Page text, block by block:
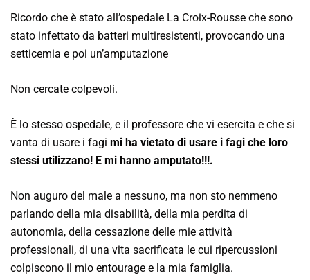
Ricordo che è stato all’ospedale La Croix-Rousse che sono
stato infettato da batteri multiresistenti, provocando una
setticemia e poi un’amputazione
Non cercate colpevoli.
È lo stesso ospedale, e il professore che vi esercita e che si
vanta di usare i fagi mi ha vietato di usare i fagi che loro
stessi utilizzano! E mi hanno amputato!!!.
Non auguro del male a nessuno, ma non sto nemmeno
parlando della mia disabilità, della mia perdita di
autonomia, della cessazione delle mie attività
professionali, di una vita sacrificata le cui ripercussioni
colpiscono il mio entourage e la mia famiglia.